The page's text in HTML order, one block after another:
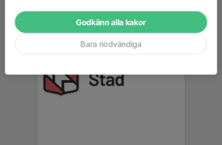
Godkänn alla kakor
Bara nödvändiga